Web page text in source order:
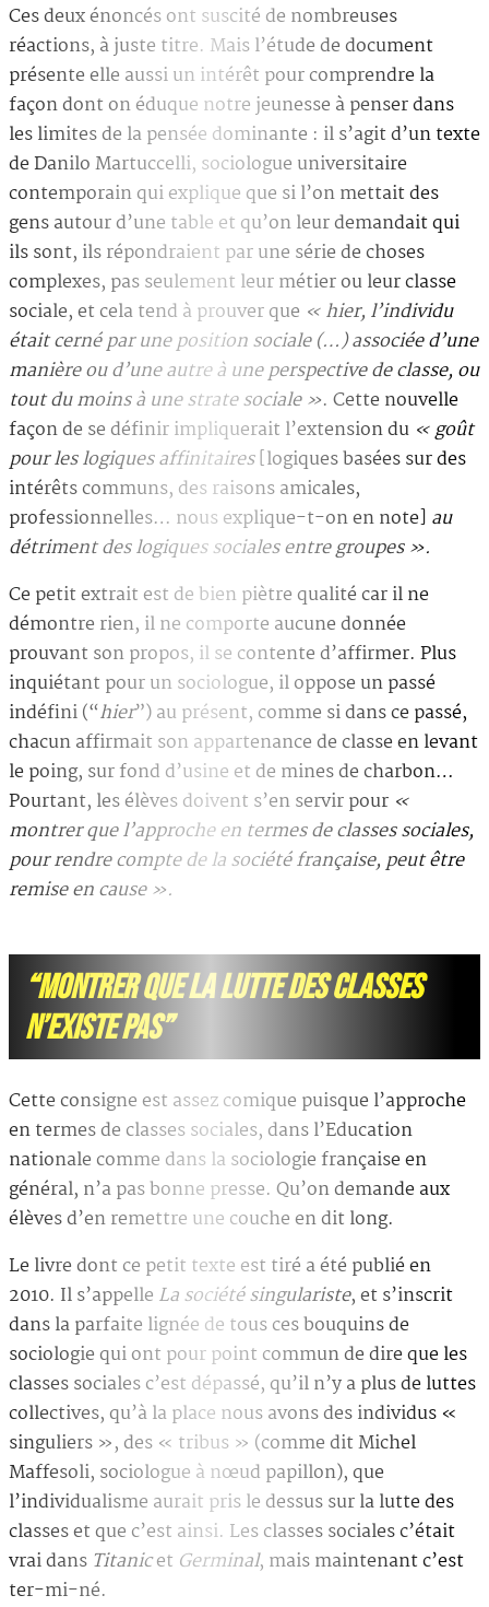
Ces deux énoncés ont suscité de nombreuses
réactions, à juste titre. Mais l’étude de document
présente elle aussi un intérêt pour comprendre la
façon dont on éduque notre jeunesse à penser dans
les limites de la pensée dominante : il s’agit d’un texte
de Danilo Martuccelli, sociologue universitaire
contemporain qui explique que si l’on mettait des
gens autour d’une table et qu’on leur demandait qui
ils sont, ils répondraient par une série de choses
complexes, pas seulement leur métier ou leur classe
sociale, et cela tend à prouver que « hier, l’individu
était cerné par une position sociale (…) associée d’une
manière ou d’une autre à une perspective de classe, ou
tout du moins à une strate sociale ». Cette nouvelle
façon de se définir impliquerait l’extension du « goût
pour les logiques affinitaires[logiques basées sur des
intérêts communs, des raisons amicales,
professionnelles… nous explique-t-on en note] au
détriment des logiques sociales entre groupes ».
Ce petit extrait est de bien piètre qualité car il ne
démontre rien, il ne comporte aucune donnée
prouvant son propos, il se contente d’affirmer. Plus
inquiétant pour un sociologue, il oppose un passé
indéfini (“hier”) au présent, comme si dans ce passé,
chacun affirmait son appartenance de classe en levant
le poing, sur fond d’usine et de mines de charbon…
Pourtant, les élèves doivent s’en servir pour «
montrer que l’approche en termes de classes sociales,
pour rendre compte de la société française, peut être
remise en cause ».
“MONTRER QUE LA LUTTE DES CLASSES
N’EXISTE PAS”
Cette consigne est assez comique puisque l’approche
en termes de classes sociales, dans l’Education
nationale comme dans la sociologie française en
général, n’a pas bonne presse. Qu’on demande aux
élèves d’en remettre une couche en dit long.
Le livre dont ce petit texte est tiré a été publié en
2010. Il s’appelle La société singulariste, et s’inscrit
dans la parfaite lignée de tous ces bouquins de
sociologie qui ont pour point commun de dire que les
classes sociales c’est dépassé, qu’il n’y a plus de luttes
collectives, qu’à la place nous avons des individus «
singuliers », des « tribus » (comme dit Michel
Maffesoli, sociologue à nœud papillon), que
l’individualisme aurait pris le dessus sur la lutte des
classes et que c’est ainsi. Les classes sociales c’était
vrai dans Titanicet Germinal, mais maintenant c’est
ter-mi-né.